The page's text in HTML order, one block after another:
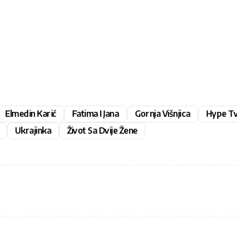
Elmedin Karić Fatima I Jana Gornja Višnjica Hype
Ukrajinka Život Sa Dvije Žene